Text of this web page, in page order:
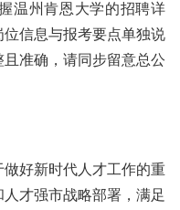
温州肯恩大学的招聘详
信息与报考要点单独说
准确，请同步留意总公
好新时代人才工作的重
才强市战略部署，满足